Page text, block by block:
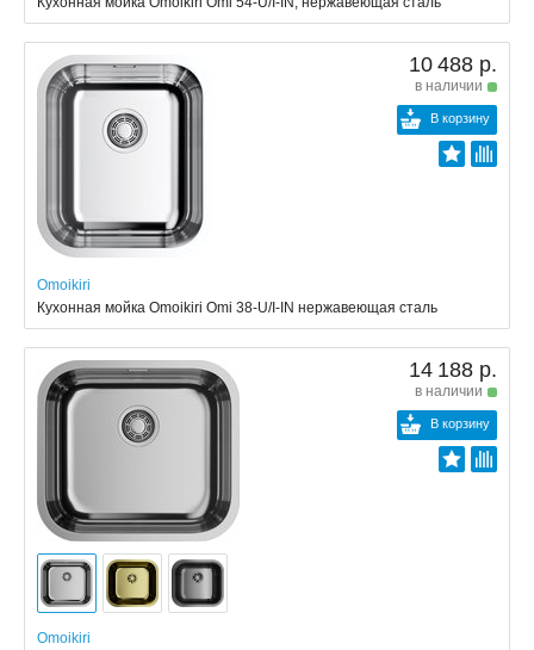
10 488 р.
в наличии
В корзину
Omoikiri
Кухонная мойка Omoikiri Omi 38-U/I-IN нержавеющая сталь
14 188 р.
в наличии
В корзину
Omoikiri